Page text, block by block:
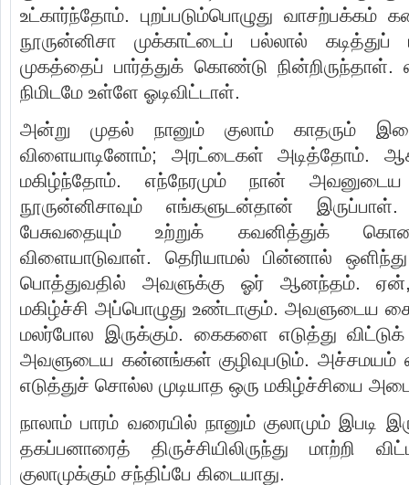
உட்கார்ந்தோம். புறப்படும்பொழுது வாசற்பக்கம்
நூருன்னிசா முக்காட்டைப் பல்லால்
முகத்தைப் பார்த்துக் கொண்டு
நிமிடமே உள்ளே ஓடிவிட்டாள்.
அன்று முதல் நானும் குலாம் காதரும்
விளையாடினோம்; அரட்டைகள் அடித்தோம்.
மகிழ்ந்தோம். எந்நேரமும் நான்
நூருன்னிசாவும் எங்களுடன்தான்
பேசுவதையும் உற்றுக் கவனித்துக்
விளையாடுவாள். தெரியாமல் பின்னால்
பொத்துவதில் அவளுக்கு ஓர் ஆனந்தம். ஏன்,
மகிழ்ச்சி அப்பொழுது உண்டாகும். அவளுடைய
மலர்போல இருக்கும். கைகளை எடுத்து விட்டுக்
அவளுடைய கன்னங்கள் குழிவுபடும்.
எடுத்துச் சொல்ல முடியாத ஒரு மகிழ்ச்சியை
நாலாம் பாரம் வரையில் நானும் குலாமும் இபடி
தகப்பனாரைத் திருச்சியிலிருந்து மாற்றி
குலாமுக்கும் சந்திப்பே கிடையாது.